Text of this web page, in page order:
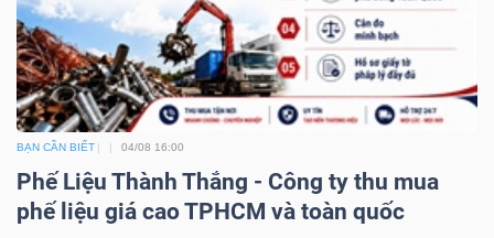
BẠN CẦN BIẾT 04/08 16:00
Phế Liệu Thành Thắng - Công ty thu mua
phế liệu giá cao TPHCM và toàn quốc